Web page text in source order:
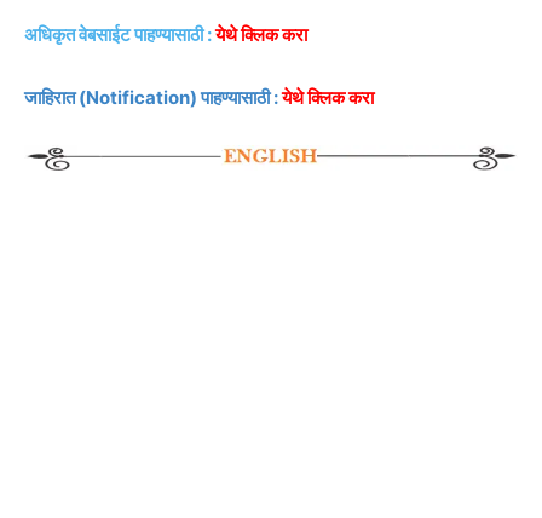
अधिकृत वेबसाईट पाहण्यासाठी :येथे क्लिक करा
जाहिरात (Notification) पाहण्यासाठी :येथे क्लिक करा